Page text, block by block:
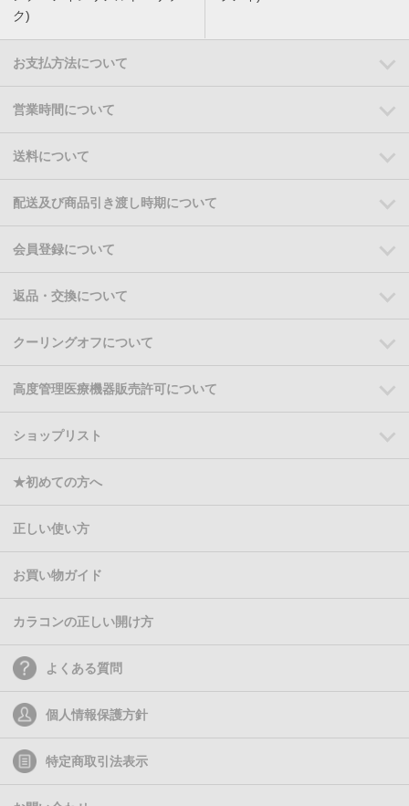
ク)
お支払方法について
営業時間について
送料について
配送及び商品引き渡し時期について
会員登録について
返品・交換について
クーリングオフについて
高度管理医療機器販売許可について
ショップリスト
★初めての方へ
正しい使い方
お買い物ガイド
カラコンの正しい開け方
よくある質問
個人情報保護方針
特定商取引法表示